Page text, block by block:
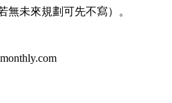
無未來規劃可先不寫）。